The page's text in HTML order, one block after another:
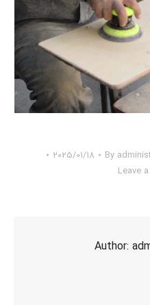
By
2025/01/18
Leave
Author: